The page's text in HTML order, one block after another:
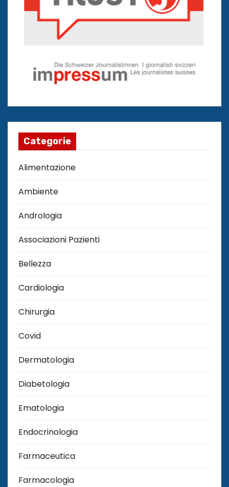
Categorie
Alimentazione
Ambiente
Andrologia
Associazioni Pazienti
Bellezza
Cardiologia
Chirurgia
Covid
Dermatologia
Diabetologia
Ematologia
Endocrinologia
Farmaceutica
Farmacologia